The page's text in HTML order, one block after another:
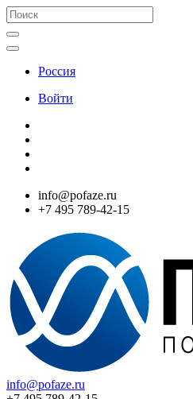
Россия
Войти
info@pofaze.ru
+7 495 789-42-15
info@pofaze.ru